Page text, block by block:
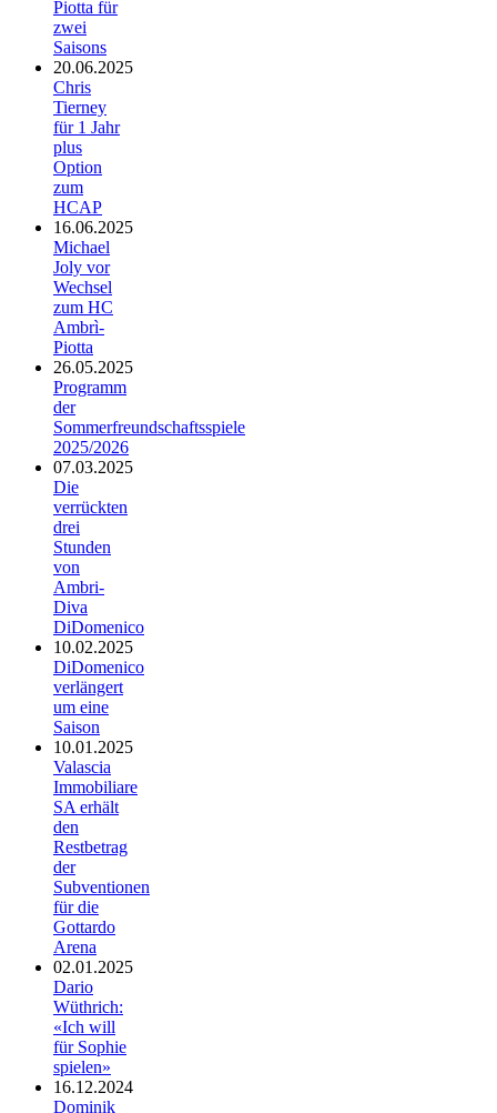
Piotta für
zwei
Saisons
20.06.2025
Chris
Tierney
für 1 Jahr
plus
Option
zum
HCAP
16.06.2025
Michael
Joly vor
Wechsel
zum HC
Ambrì-
Piotta
26.05.2025
Programm
der
Sommerfreundschaftsspiele
2025/2026
07.03.2025
Die
verrückten
drei
Stunden
von
Ambri-
Diva
DiDomenico
10.02.2025
DiDomenico
verlängert
um eine
Saison
10.01.2025
Valascia
Immobiliare
SA erhält
den
Restbetrag
der
Subventionen
für die
Gottardo
Arena
02.01.2025
Dario
Wüthrich:
«Ich will
für Sophie
spielen»
16.12.2024
Dominik